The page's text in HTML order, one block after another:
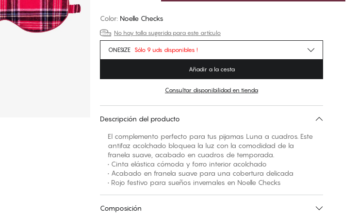
Color: Noelle Checks
No hay talla sugerida para este artículo
ONESIZE Sólo 9 uds disponibles !
Añadir a la cesta
Consultar disponibilidad en tienda
Descripción del producto
El complemento perfecto para tus pijamas Luna a cuadros. Este
antifaz acolchado bloquea la luz con la comodidad de la
franela suave, acabado en cuadros de temporada.
• Cinta elástica cómoda y forro interior acolchado
• Acabado en franela suave para una cobertura delicada
• Rojo festivo para sueños invernales en Noelle Checks
Composición